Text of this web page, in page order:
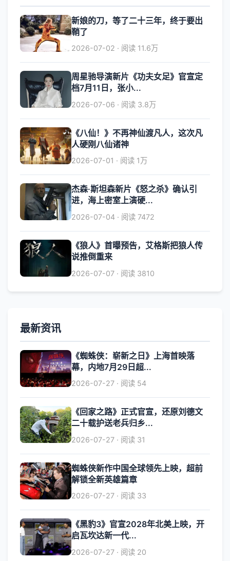
新娘的刀，等了二十三年，终于要出
鞘了
2026-07-02 · 阅读 11.6万
周星驰导演新片《功夫女足》官宣定
档7月11日，张小...
2026-07-06 · 阅读 3.8万
《八仙！》不再神仙渡凡人，这次凡
人硬刚八仙诸神
2026-07-01 · 阅读 1万
杰森·斯坦森新片《怒之杀》确认引
进，海上密室上演硬...
2026-07-04 · 阅读 7472
《狼人》首曝预告，艾格斯把狼人传
说推倒重来
2026-07-07 · 阅读 3810
最新资讯
《蜘蛛侠：崭新之日》上海首映落
幕，内地7月29日超...
2026-07-27 · 阅读 54
《回家之路》正式官宣，还原刘德文
二十载护送老兵归乡...
2026-07-27 · 阅读 31
蜘蛛侠新作中国全球领先上映，超前
解锁全新英雄篇章
2026-07-27 · 阅读 33
《黑豹3》官宣2028年北美上映，开
启瓦坎达新一代...
2026-07-27 · 阅读 20